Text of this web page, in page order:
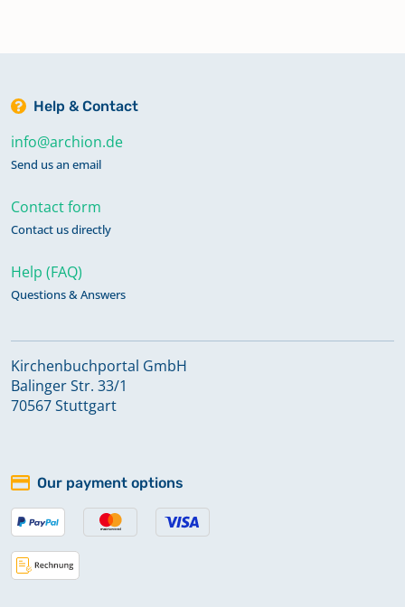
Keine verfügbaren Digitalisate
Abendmahl 1837 - 1855
Abendmahl 1851 - 1855
Keine verfügbaren Digitalisate
Keine verfügbaren Digitalisate
Abendmahl 1884 - 1902
Abendmahl 1903 - 1916
Keine verfügbaren Digitalisate
Abendmahl 1917 - 1935
Help & Contact
info@archion.de
Send us an email
Contact form
Contact us directly
Help (FAQ)
Questions & Answers
Kirchenbuchportal GmbH
Balinger Str. 33/1
70567 Stuttgart
Our payment options